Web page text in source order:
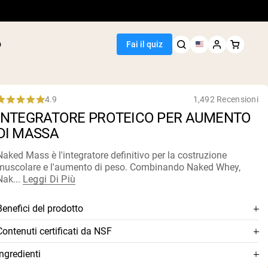
Fai il quiz
Seller
piselli
riso
di peso
4.9
4.9 1,492 Recensioni
PROTEICO PER AUMENTO
MASSA
Mass è l'integratore definitivo per la costruzione
e l'aumento di peso. Combinando Naked Whey,
Leggi Di Più
del prodotto
Combina Naked Whey, Naked Casein e maltodestrine
biologiche
Miscela ideale di proteine a rapido e lento assorbimento e
certificati da NSF
integratore è certificato NSF, il che significa che i suoi
sono stati accuratamente testati per accuratezza e
Ingredienti